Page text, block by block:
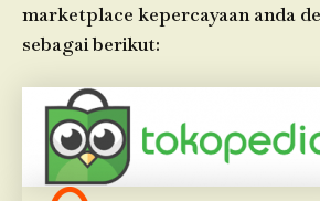
marketplace kepercayaan anda
sebagai berikut: